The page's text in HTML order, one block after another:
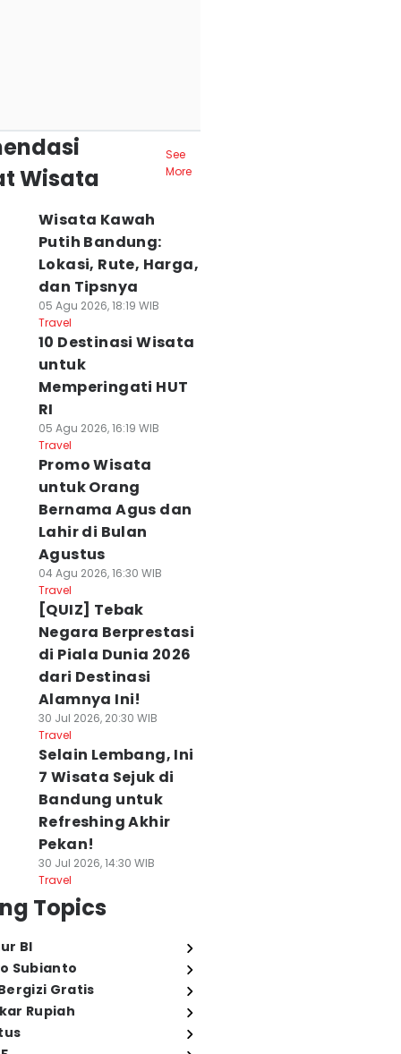
Wisata
See
More
Wisata Kawah
Putih Bandung:
Lokasi, Rute, Harga,
dan Tipsnya
05 Agu 2026, 18:19 WIB
Travel
10 Destinasi Wisata
untuk
Memperingati HUT
RI
05 Agu 2026, 16:19 WIB
Travel
Promo Wisata
untuk Orang
Bernama Agus dan
Lahir di Bulan
Agustus
04 Agu 2026, 16:30 WIB
Travel
[QUIZ] Tebak
Negara Berprestasi
di Piala Dunia 2026
dari Destinasi
Alamnya Ini!
30 Jul 2026, 20:30 WIB
Travel
Selain Lembang, Ini
7 Wisata Sejuk di
Bandung untuk
Refreshing Akhir
Pekan!
30 Jul 2026, 14:30 WIB
Travel
Topics
BI
Subianto
Gratis
Rupiah